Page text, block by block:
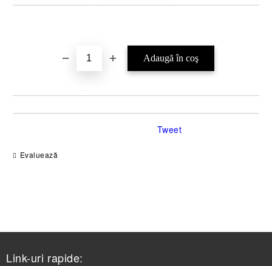
Evaluează
Tweet
Link-uri rapide: